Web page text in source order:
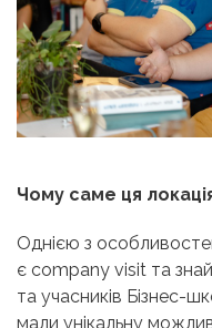
Чому саме ця
Однією з
є company visit та
та учасників Бізнес-
мали унікальну